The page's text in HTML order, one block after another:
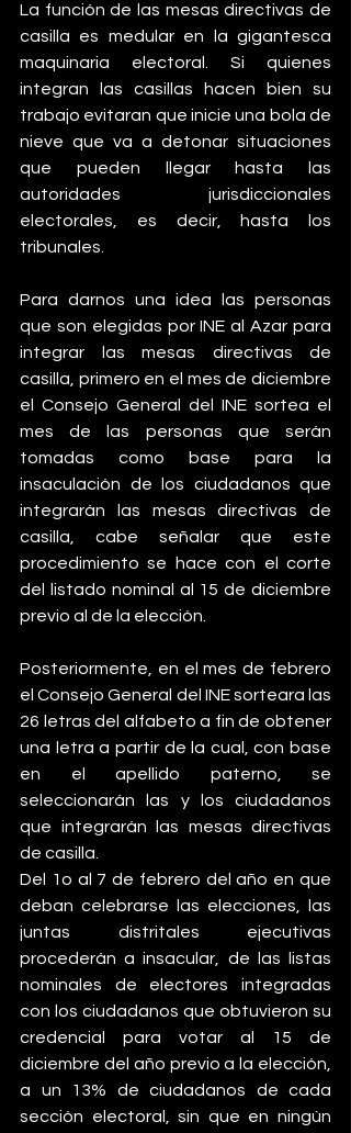
La función de las mesas directivas de
casilla es medular en la gigantesca
maquinaria electoral. Si quienes
integran las casillas hacen bien su
trabajo evitaran que inicie una bola de
nieve que va a detonar situaciones
que pueden llegar hasta las
autoridades jurisdiccionales
electorales, es decir, hasta los
tribunales.
Para darnos una idea las personas
que son elegidas por INE al Azar para
integrar las mesas directivas de
casilla, primero en el mes de diciembre
el Consejo General del INE sortea el
mes de las personas que serán
tomadas como base para la
insaculación de los ciudadanos que
integrarán las mesas directivas de
casilla, cabe señalar que este
procedimiento se hace con el corte
del listado nominal al 15 de diciembre
previo al de la elección.
Posteriormente, en el mes de febrero
el Consejo General del INE sorteara las
26 letras del alfabeto a fin de obtener
una letra a partir de la cual, con base
en el apellido paterno, se
seleccionarán las y los ciudadanos
que integrarán las mesas directivas
de casilla.
Del 1o al 7 de febrero del año en que
deban celebrarse las elecciones, las
juntas distritales ejecutivas
procederán a insacular, de las listas
nominales de electores integradas
con los ciudadanos que obtuvieron su
credencial para votar al 15 de
diciembre del año previo a la elección,
a un 13% de ciudadanos de cada
sección electoral, sin que en ningún